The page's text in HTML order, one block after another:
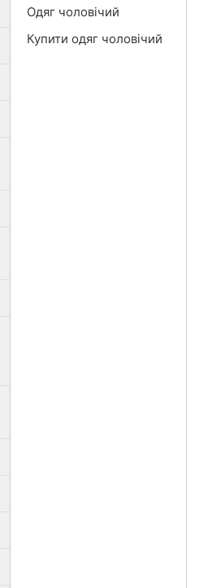
Одяг чоловічий
Купити одяг чоловічий